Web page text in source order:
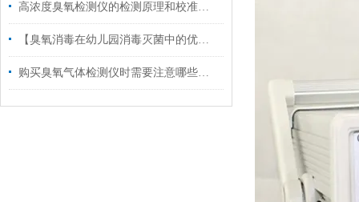
高浓度臭氧检测仪的检测原理和校准方法
【臭氧消毒在幼儿园消毒灭菌中的优势有哪些?#臭氧消毒#】
购买臭氧气体检测仪时需要注意哪些关键因素？